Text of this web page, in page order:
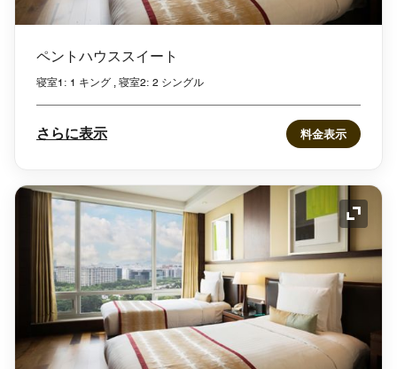
ペントハウススイート
寝室1: 1 キング , 寝室2: 2 シングル
さらに表示 料金表示
アイ